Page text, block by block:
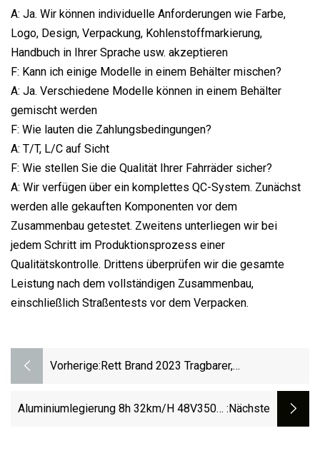
A: Ja. Wir können individuelle Anforderungen wie Farbe,
Logo, Design, Verpackung, Kohlenstoffmarkierung,
Handbuch in Ihrer Sprache usw. akzeptieren
F: Kann ich einige Modelle in einem Behälter mischen?
A: Ja. Verschiedene Modelle können in einem Behälter
gemischt werden
F: Wie lauten die Zahlungsbedingungen?
A: T/T, L/C auf Sicht
F: Wie stellen Sie die Qualität Ihrer Fahrräder sicher?
A: Wir verfügen über ein komplettes QC-System. Zunächst
werden alle gekauften Komponenten vor dem
Zusammenbau getestet. Zweitens unterliegen wir bei
jedem Schritt im Produktionsprozess einer
Qualitätskontrolle. Drittens überprüfen wir die gesamte
Leistung nach dem vollständigen Zusammenbau,
einschließlich Straßentests vor dem Verpacken.
Vorherige: Rett Brand 2023 Tragbarer,
Für Erwachsene
Aluminiumlegierung 8h 32km/H 48V350W :nächste